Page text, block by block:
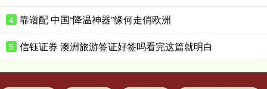
4 靠谱配 中国“降温神器”缘何走俏欧洲
5 信钰证券 澳洲旅游签证好签吗看完这篇就明白